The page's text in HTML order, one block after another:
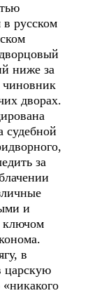
в русском
ниже за
дворах.
судебной
за
и
ключом
в
царскую